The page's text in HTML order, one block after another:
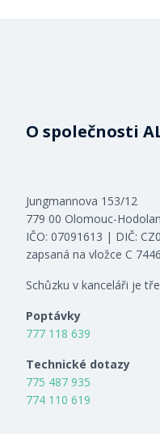
O společnosti
Jungmannova 153/12
779 00 Olomouc-
IČO: 07091613 | DIČ:
zapsaná na vložce C
Schůzku v kanceláři je
Poptávky
777 118 639
Technické dotazy
775 487 935
774 110 619